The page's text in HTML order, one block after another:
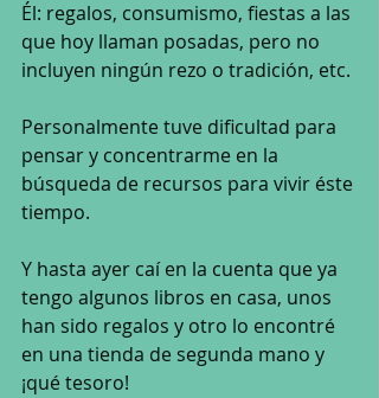
Él: regalos, consumismo, fiestas a las
que hoy llaman posadas, pero no
incluyen ningún rezo o tradición, etc.
Personalmente tuve dificultad para
pensar y concentrarme en la
búsqueda de recursos para vivir éste
tiempo.
Y hasta ayer caí en la cuenta que ya
tengo algunos libros en casa, unos
han sido regalos y otro lo encontré
en una tienda de segunda mano y
¡qué tesoro!